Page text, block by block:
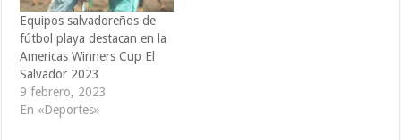
Equipos salvadoreños de
fútbol playa destacan en la
Americas Winners Cup El
Salvador 2023
9 febrero, 2023
En «Deportes»